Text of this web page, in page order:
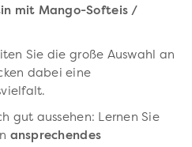
mit Mango-Softeis /
Sie die große Auswahl an
dabei eine
gut aussehen: Lernen Sie
ansprechendes